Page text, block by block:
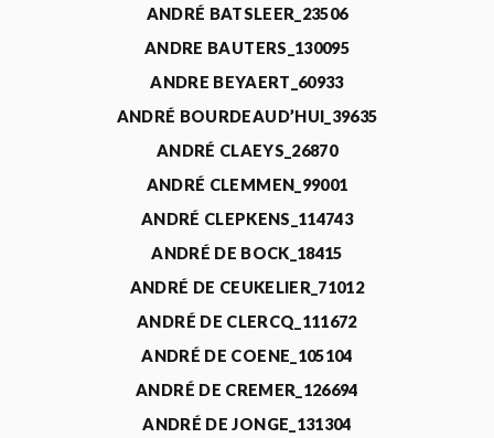
ANDRÉ BATSLEER_23506
ANDRE BAUTERS_130095
ANDRE BEYAERT_60933
ANDRÉ BOURDEAUD’HUI_39635
ANDRÉ CLAEYS_26870
ANDRÉ CLEMMEN_99001
ANDRÉ CLEPKENS_114743
ANDRÉ DE BOCK_18415
ANDRÉ DE CEUKELIER_71012
ANDRÉ DE CLERCQ_111672
ANDRÉ DE COENE_105104
ANDRÉ DE CREMER_126694
ANDRÉ DE JONGE_131304